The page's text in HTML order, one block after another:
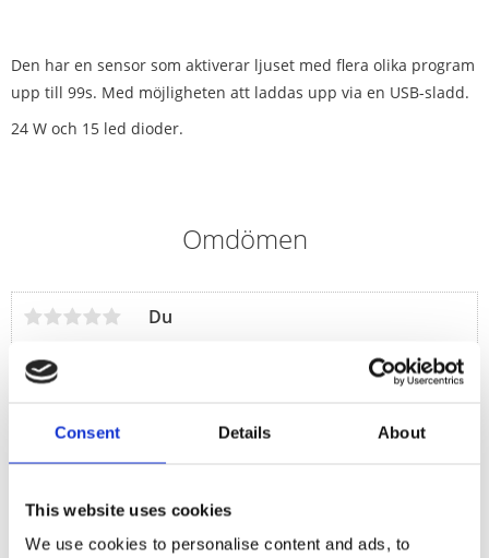
Consent Details About
This website uses cookies
We use cookies to personalise content and ads, to
Den har en sensor som aktiverar ljuset med flera olika program
upp till 99s. Med möjligheten att laddas upp via en USB-sladd.
24 W och 15 led dioder.
Omdömen
Du